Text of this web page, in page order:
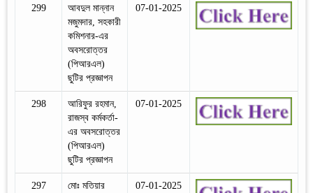
299
আবদুল মান্নান
মজুমদার, সহকারী
কমিশনার-এর
অবসরোত্তর
(পিআরএল)
ছুটির প্রজ্ঞাপন
07-01-2025
298
আরিফুর রহমান,
রাজস্ব কর্মকর্তা-
এর অবসরোত্তর
(পিআরএল)
ছুটির প্রজ্ঞাপন
07-01-2025
297
মোঃ মতিয়ার
07-01-2025